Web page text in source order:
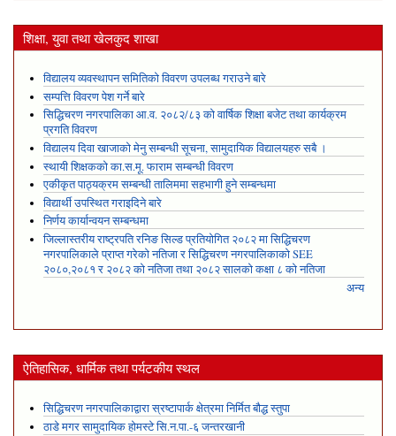
शिक्षा, युवा तथा खेलकुद शाखा
विद्यालय व्यवस्थापन समितिको विवरण उपलब्ध गराउने बारे
सम्पत्ति विवरण पेश गर्ने बारे
सिद्धिचरण नगरपालिका आ.व. २०८२/८३ को वार्षिक शिक्षा बजेट तथा कार्यक्रम
प्रगति विवरण
विद्यालय दिवा खाजाको मेनु सम्बन्धी सूचना, सामुदायिक विद्यालयहरु सबै ।
स्थायी शिक्षकको का.स.मू. फाराम सम्बन्धी विवरण
एकीकृत पाठ्यक्रम सम्बन्धी तालिममा सहभागी हुने सम्बन्धमा
विद्यार्थी उपस्थित गराइदिने बारे
निर्णय कार्यान्वयन सम्बन्धमा
जिल्लास्तरीय राष्ट्रपति रनिङ सिल्ड प्रतियोगित २०८२ मा सिद्धिचरण
नगरपालिकाले प्राप्त गरेकाे नतिजा र सिद्धिचरण नगरपालिकाको SEE
२०८०,२०८१ र २०८२ को नतिजा तथा २०८२ सालको कक्षा ८ को नतिजा
अन्य
ऐतिहासिक, धार्मिक तथा पर्यटकीय स्थल
सिद्धिचरण नगरपालिकाद्वारा स्रष्टापार्क क्षेत्रमा निर्मित बौद्ध स्तुपा
ठाडे मगर सामुदायिक होमस्टे सि.न.पा.-६ जन्तरखानी